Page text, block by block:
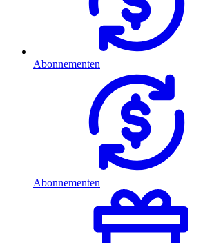
Abonnementen
Abonnementen